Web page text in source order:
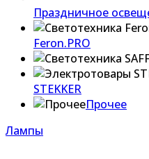
Праздничное
Feron.PRO
STEKKER
Прочее
Лампы